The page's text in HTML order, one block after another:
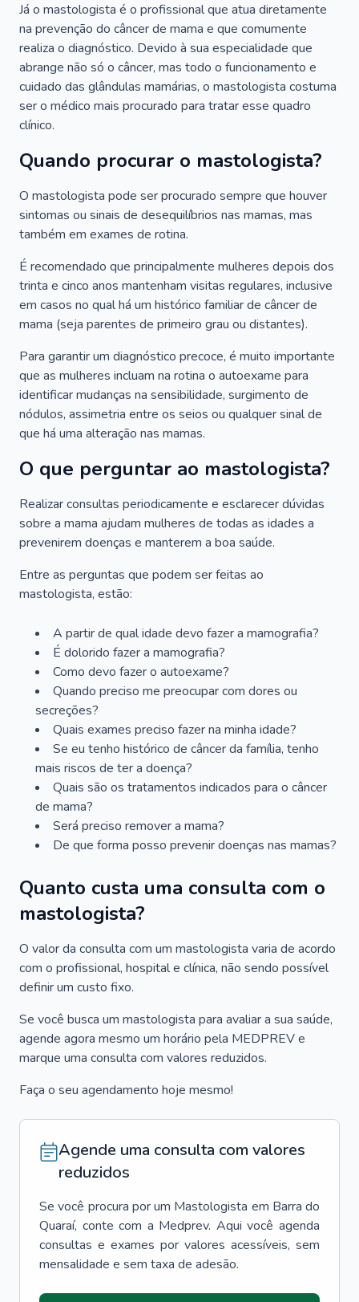
Já o mastologista é o profissional que atua diretamente
na prevenção do câncer de mama e que comumente
realiza o diagnóstico. Devido à sua especialidade que
abrange não só o câncer, mas todo o funcionamento e
cuidado das glândulas mamárias, o mastologista costuma
ser o médico mais procurado para tratar esse quadro
clínico.
Quando procurar o mastologista?
O mastologista pode ser procurado sempre que houver
sintomas ou sinais de desequilíbrios nas mamas, mas
também em exames de rotina.
É recomendado que principalmente mulheres depois dos
trinta e cinco anos mantenham visitas regulares, inclusive
em casos no qual há um histórico familiar de câncer de
mama (seja parentes de primeiro grau ou distantes).
Para garantir um diagnóstico precoce, é muito importante
que as mulheres incluam na rotina o autoexame para
identificar mudanças na sensibilidade, surgimento de
nódulos, assimetria entre os seios ou qualquer sinal de
que há uma alteração nas mamas.
O que perguntar ao mastologista?
Realizar consultas periodicamente e esclarecer dúvidas
sobre a mama ajudam mulheres de todas as idades a
prevenirem doenças e manterem a boa saúde.
Entre as perguntas que podem ser feitas ao
mastologista, estão:
A partir de qual idade devo fazer a mamografia?
É dolorido fazer a mamografia?
Como devo fazer o autoexame?
Quando preciso me preocupar com dores ou
secreções?
Quais exames preciso fazer na minha idade?
Se eu tenho histórico de câncer da família, tenho
mais riscos de ter a doença?
Quais são os tratamentos indicados para o câncer
de mama?
Será preciso remover a mama?
De que forma posso prevenir doenças nas mamas?
Quanto custa uma consulta com o
mastologista?
O valor da consulta com um mastologista varia de acordo
com o profissional, hospital e clínica, não sendo possível
definir um custo fixo.
Se você busca um mastologista para avaliar a sua saúde,
agende agora mesmo um horário pela MEDPREV e
marque uma consulta com valores reduzidos.
Faça o seu agendamento hoje mesmo!
Agende uma consulta com valores
reduzidos
Se você procura por um Mastologista em Barra do
Quaraí, conte com a Medprev. Aqui você agenda
consultas e exames por valores acessíveis, sem
mensalidade e sem taxa de adesão.